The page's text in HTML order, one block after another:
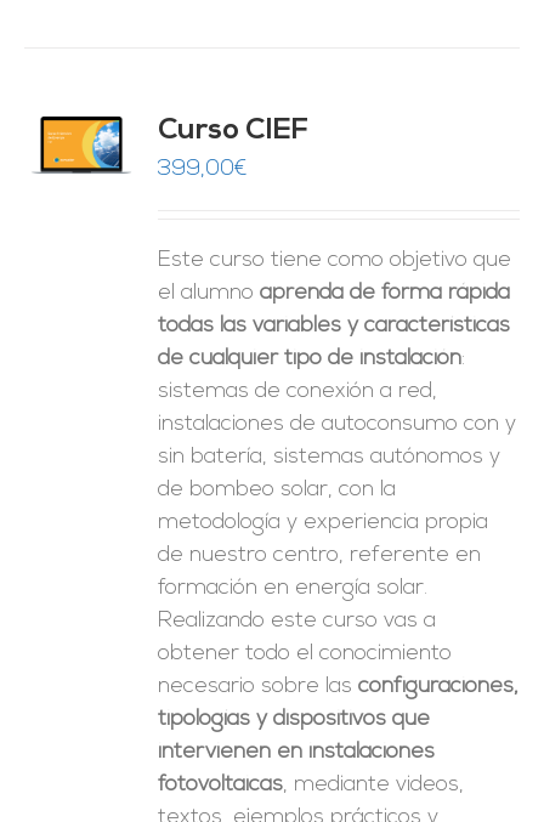
Curso CIEF
399,00€
Este curso tiene como objetivo que
el alumnoaprenda de forma rápida
todas las variables y características
de cualquier tipo de instalación:
sistemas de conexión a red,
instalaciones de autoconsumo con y
sin batería, sistemas autónomos y
de bombeo solar, con la
metodología y experiencia propia
de nuestro centro, referente en
formación en energía solar.
Realizando este curso vas a
obtener todo el conocimiento
necesario sobre lasconfiguraciones,
tipologías y dispositivos que
intervienen en instalaciones
fotovoltaicas, mediante videos,